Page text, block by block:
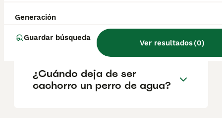
Generación
Guardar búsqueda
Ver resultados(0)
¿Cómo es el carácter de un
perro de agua?
¿Cuándo deja de ser
cachorro un perro de agua?